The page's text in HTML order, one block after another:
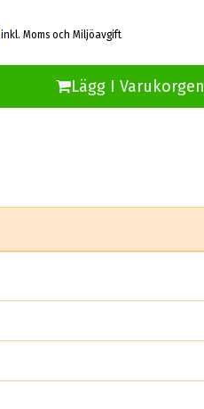
inkl. Moms och Miljöavgift
Lägg I Varukorgen